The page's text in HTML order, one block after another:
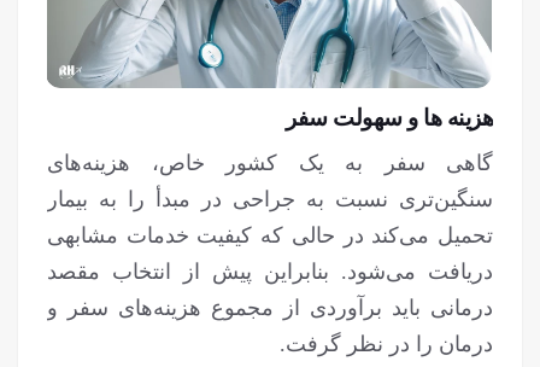
هزینه‌ ها و سهولت سفر
گاهی سفر به یک کشور خاص، هزینه‌های
سنگین‌تری نسبت به جراحی در مبدأ را به بیمار
تحمیل می‌کند در حالی که کیفیت خدمات مشابهی
دریافت می‌شود. بنابراین پیش از انتخاب مقصد
درمانی باید برآوردی از مجموع هزینه‌های سفر و
درمان را در نظر گرفت.